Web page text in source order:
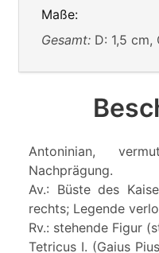
Maße:
Gesamt: D: 1,5
Antoninian,
Nachprägung.
Av.: Büste des
rechts; Legende
Rv.: stehende Figur
Tetricus I. (Gaius